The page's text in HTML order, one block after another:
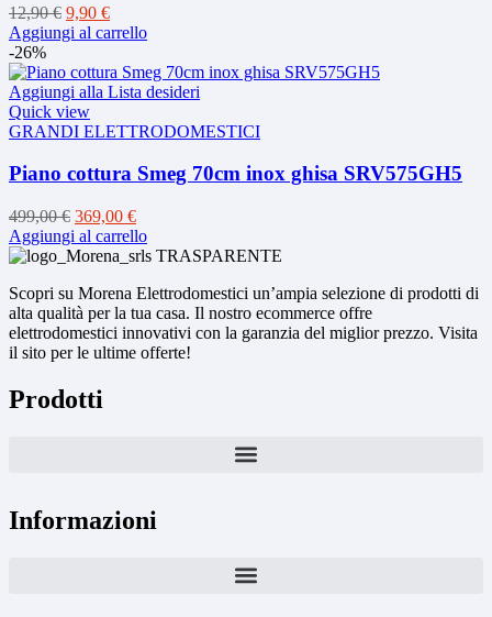
12,90€ Il
prezzo
era:
12,90 €.
9,90 €Il
prezzo
è:
9,90 €.
Aggiungi al carrello
-26%
Aggiungi alla Lista desideri
Quick view
GRANDI ELETTRODOMESTICI
Piano cottura Smeg 70cm inox ghisa SRV575GH5
499,00€ Il
prezzo
originale
499,00 €.
369,00 €Il
prezzo
attuale
369,00 €.
Aggiungi al carrello
Scopri su Morena Elettrodomestici un’ampia selezione di prodotti di
alta qualità per la tua casa. Il nostro ecommerce offre
elettrodomestici innovativi con la garanzia del miglior prezzo. Visita
il sito per le ultime offerte!
Prodotti
Informazioni